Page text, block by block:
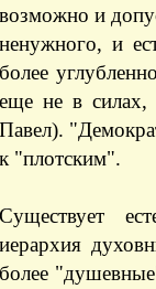
возможно и
ненужного, и
более
еще не в
Павел).
к "плотским".
Существует
иерархия
более